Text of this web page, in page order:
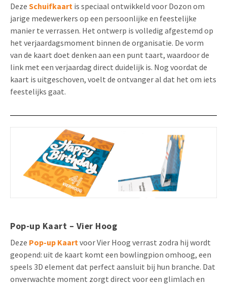
Deze Schuifkaart is speciaal ontwikkeld voor Dozon om
jarige medewerkers op een persoonlijke en feestelijke
manier te verrassen. Het ontwerp is volledig afgestemd op
het verjaardagsmoment binnen de organisatie. De vorm
van de kaart doet denken aan een punt taart, waardoor de
link met een verjaardag direct duidelijk is. Nog voordat de
kaart is uitgeschoven, voelt de ontvanger al dat het om iets
feestelijks gaat.
Pop-up Kaart – Vier Hoog
Deze Pop-up Kaart voor Vier Hoog verrast zodra hij wordt
geopend: uit de kaart komt een bowlingpion omhoog, een
speels 3D element dat perfect aansluit bij hun branche. Dat
onverwachte moment zorgt direct voor een glimlach en